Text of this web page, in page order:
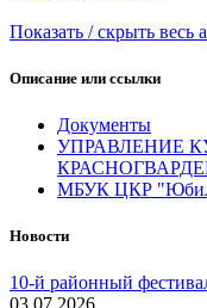
Показать / скрыть весь
Описание или ссылки
Документы
УПРАВЛЕНИЕ
МБУК ЦКР
Новости
10-й районный